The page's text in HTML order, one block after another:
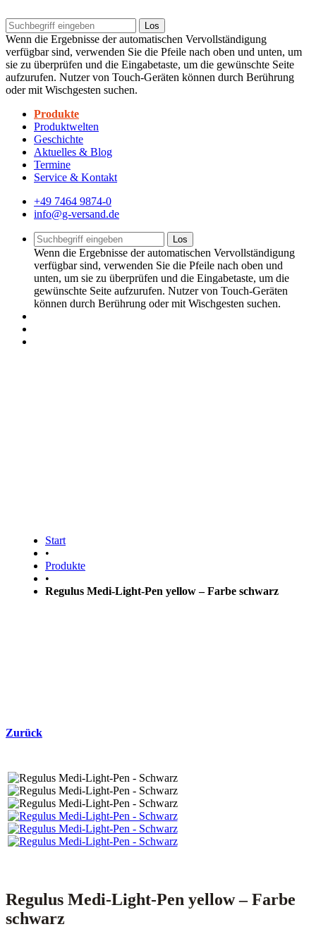
Los
Wenn die Ergebnisse der automatischen Vervollständigung
verfügbar sind, verwenden Sie die Pfeile nach oben und unten, um
sie zu überprüfen und die Eingabetaste, um die gewünschte Seite
aufzurufen. Nutzer von Touch-Geräten können durch Berührung
oder mit Wischgesten suchen.
Produkte
Produktwelten
Geschichte
Aktuelles & Blog
Termine
Service & Kontakt
+49 7464 9874-0
info@g-versand.de
Los
Wenn die Ergebnisse der automatischen Vervollständigung
verfügbar sind, verwenden Sie die Pfeile nach oben und
unten, um sie zu überprüfen und die Eingabetaste, um die
gewünschte Seite aufzurufen. Nutzer von Touch-Geräten
können durch Berührung oder mit Wischgesten suchen.
Start
•
Produkte
•
Regulus Medi-Light-Pen yellow – Farbe schwarz
Zurück
Regulus Medi-Light-Pen yellow – Farbe
schwarz